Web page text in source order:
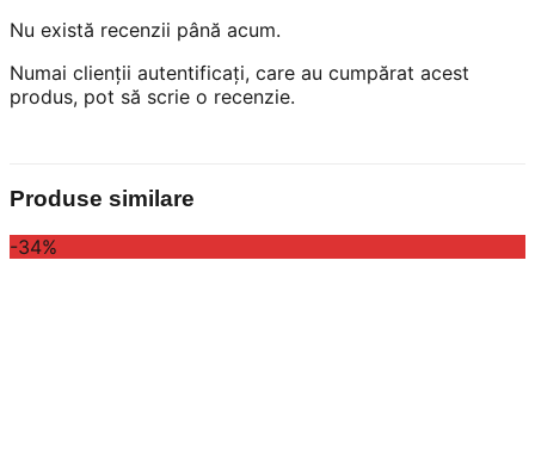
Nu există recenzii până acum.
Numai clienții autentificați, care au cumpărat acest
produs, pot să scrie o recenzie.
Produse similare
-34%